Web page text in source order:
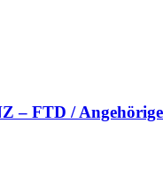
– FTD /